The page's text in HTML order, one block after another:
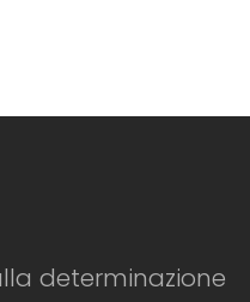
determinazione